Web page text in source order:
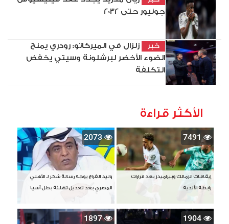
جونيور حتى 2032
خبر
زلزال في الميركاتو: رودري يمنح
الضوء الأخضر لبرشلونة وسيتي يخفض
التكلفة
الأكثر قراءة
7491
إيقافات الزمالك وبيراميدز بعد قرارات
رابطة الأندية
2073
وليد الفراج يوجه رسالة شكر لـ الأهلي
المصري بعد تعديل تهنئة بطل آسيا
1904
1897